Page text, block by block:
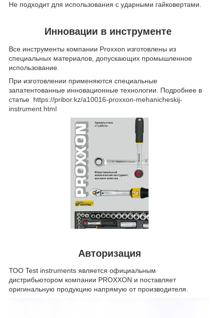
Не подходит для использования с ударными гайковертами.
Инновации в инструменте
Все инструменты компании Proxxon изготовлены из
специальных материалов, допускающих промышленное
использование.
При изготовлении применяются специальные
запатентованные инновационные технологии. Подробнее в
статье https://pribor.kz/a10016-proxxon-mehanicheskij-
instrument.html
Авторизация
ТОО Test instruments является официальным
дистрибьютором компании PROXXON и поставляет
оригинальную продукцию напрямую от производителя.